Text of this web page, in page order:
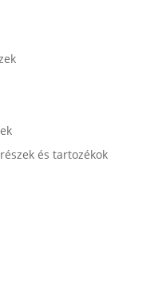
és tartozékok